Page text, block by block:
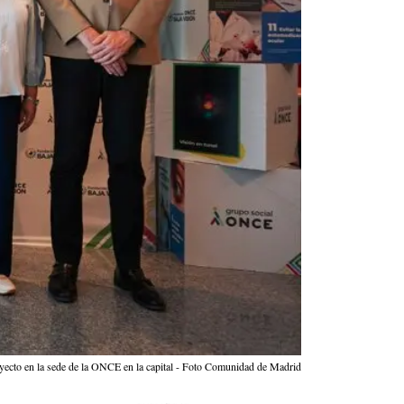
en la sede de la ONCE en la capital - Foto Comunidad de Madrid